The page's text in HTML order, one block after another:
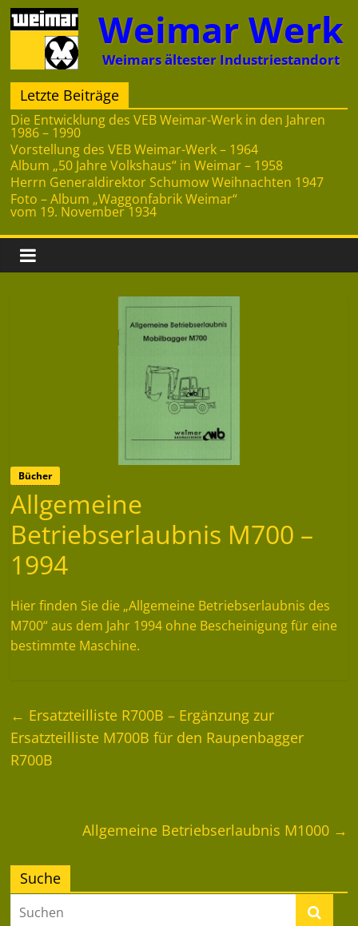
Zum
Inhalt
springen
Weimar Werk
Weimars ältester Industriestandort
Letzte Beiträge
Die Entwicklung des VEB Weimar-Werk in den Jahren
1986 – 1990
Vorstellung des VEB Weimar-Werk – 1964
Album „50 Jahre Volkshaus“ in Weimar – 1958
Herrn Generaldirektor Schumow Weihnachten 1947
Foto – Album „Waggonfabrik Weimar“
vom 19. November 1934
Bücher
Allgemeine
Betriebserlaubnis M700 –
1994
Hier finden Sie die „Allgemeine Betriebserlaubnis des
M700“ aus dem Jahr 1994 ohne Bescheinigung für eine
bestimmte Maschine.
← Ersatzteilliste R700B – Ergänzung zur
Ersatzteilliste M700B für den Raupenbagger
R700B
Allgemeine Betriebserlaubnis M1000 →
Suche